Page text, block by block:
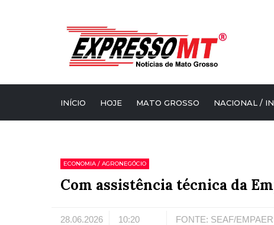
INÍCIO HOJE MATO GROSSO NACIONAL /
ECONOMIA / AGRONEGÓCIO
Com assistência técnica da
28.06.2026 10:20 FONTE: SEAF/EMPAER